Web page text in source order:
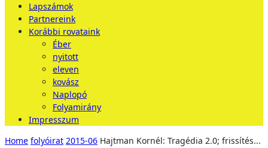
Lapszámok
Partnereink
Korábbi rovataink
Éber
nyitott
eleven
kovász
Naplopó
Folyamirány
Impresszum
Home folyóirat 2015-06 Hajtman Kornél: Tragédia 2.0; frissítés...